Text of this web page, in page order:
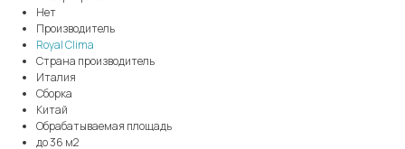
Нет
Производитель
Royal Clima
Страна производитель
Италия
Сборка
Китай
Обрабатываемая площадь
до 36 м2